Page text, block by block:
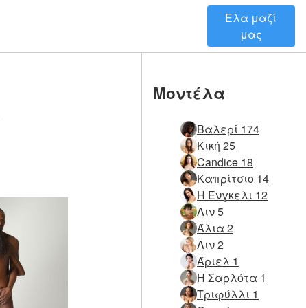
Ελα μαζί
μας
Μοντέλα
Βαλερί 174
Κική 25
Candice 18
Καπρίτσιο 14
Η Ένγκελι 12
Λιν 5
Άλια 2
Λιν 2
Άριελ 1
Η Σαρλότα 1
Τριφύλλι 1